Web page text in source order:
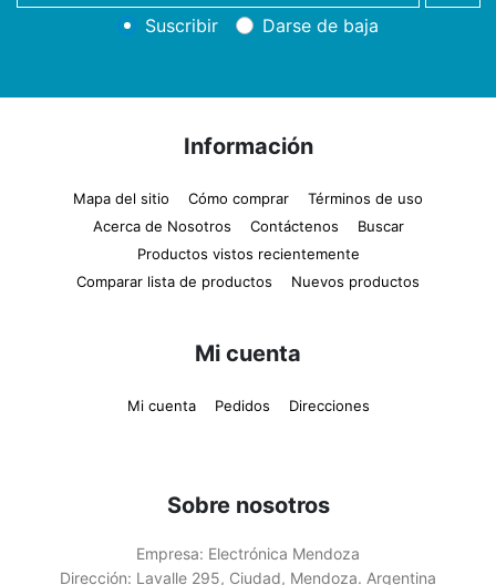
newsletter
Suscribir Darse de baja
Información
Mapa del sitio Cómo comprar
Términos de uso
Acerca de Nosotros
Contáctenos
Buscar
Productos vistos recientemente
Comparar lista de productos
Nuevos productos
Mi cuenta
Mi cuenta Pedidos Direcciones
Sobre nosotros
Empresa: Electrónica Mendoza
Dirección: Lavalle 295, Ciudad, Mendoza. Argentina